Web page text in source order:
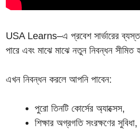
USA Learns–এ প্রবেশ সার্ভারের
পারে এবং মাঝে মাঝে নতুন নিবন্ধন সীমিত
এখন নিবন্ধন করলে আপনি পাবেন:
পুরো তিনটি কোর্সের অ্যাক্সেস,
শিক্ষার অগ্রগতি সংরক্ষণের সুবিধা,